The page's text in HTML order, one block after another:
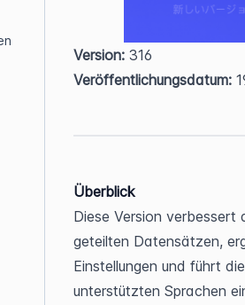
Version: 316
Veröffentlichungsdatum:
Überblick
Diese Version verbessert
geteilten Datensätzen,
Einstellungen und führt
unterstützten Sprachen